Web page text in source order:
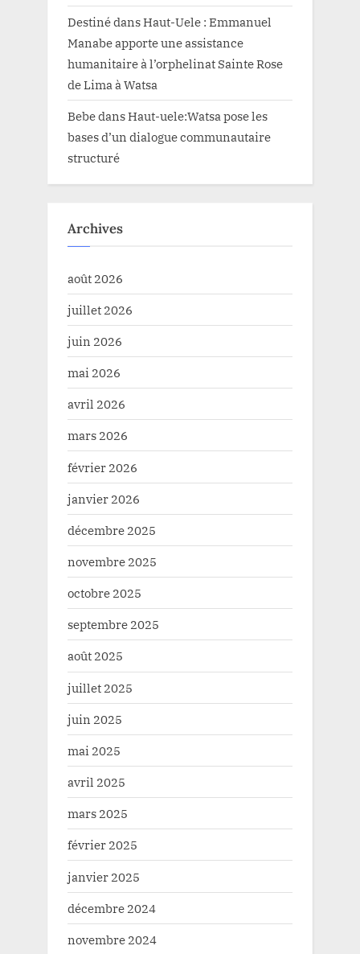
DestinédansHaut-Uele : Emmanuel
Manabe apporte une assistance
humanitaire à l’orphelinat Sainte Rose
de Lima à Watsa
BebedansHaut-uele:Watsa pose les
bases d’un dialogue communautaire
structuré
Archives
août 2026
juillet 2026
juin 2026
mai 2026
avril 2026
mars 2026
février 2026
janvier 2026
décembre 2025
novembre 2025
octobre 2025
septembre 2025
août 2025
juillet 2025
juin 2025
mai 2025
avril 2025
mars 2025
février 2025
janvier 2025
décembre 2024
novembre 2024